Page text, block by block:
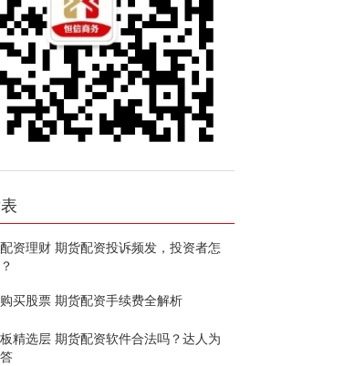
资理财 期货配资投诉频发，投资者怎
买股票 期货配资手续费全解析
精选层 期货配资软件合法吗？达人为